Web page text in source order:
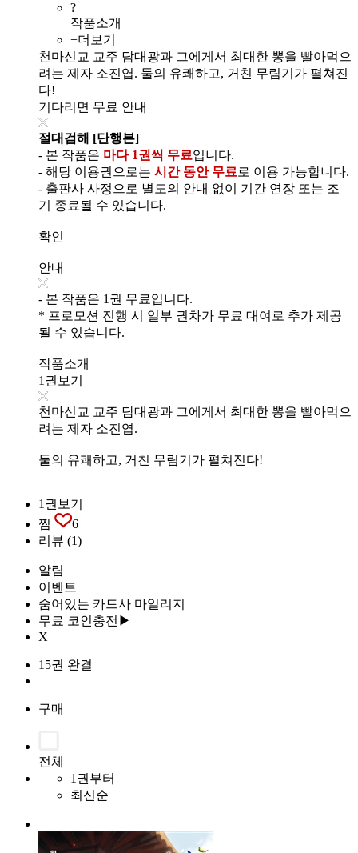
?
작품소개
+더보기
천마신교 교주 담대광과 그에게서 최대한 뽕을 빨아먹으
려는 제자 소진엽. 둘의 유쾌하고, 거친 무림기가 펼쳐진
다!
기다리면 무료 안내
절대검해 [단행본]
- 본 작품은 마다 1권씩 무료입니다.
- 해당 이용권으로는 시간 동안 무료 로 이용 가능합니다.
- 출판사 사정으로 별도의 안내 없이 기간 연장 또는 조
기 종료될 수 있습니다.
확인
안내
- 본 작품은 1권 무료입니다.
* 프로모션 진행 시 일부 권차가 무료 대여로 추가 제공
될 수 있습니다.
작품소개
1권보기
천마신교 교주 담대광과 그에게서 최대한 뽕을 빨아먹으
려는 제자 소진엽.
둘의 유쾌하고, 거친 무림기가 펼쳐진다!
1권보기
찜
6
리뷰 (1)
알림
이벤트
숨어있는 카드사 마일리지
무료 코인충전▶
X
15권 완결
구매
전체
1권부터
최신순